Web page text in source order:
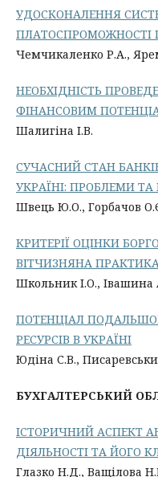
УДОСКОНАЛЕННЯ
ПЛАТОСПРОМОЖНОСТІ
Чемчикаленко Р.А.,
НЕОБХІДНІСТЬ
ФІНАНСОВИМ
Шалигіна І.В.
СУЧАСНИЙ СТАН
УКРАЇНІ: ПРОБЛЕМИ
Швець Ю.О., Горбачов
КРИТЕРІЇ ОЦІНКИ
ВІТЧИЗНЯНА
Школьник І.О., Івашина
ПОТЕНЦІАЛ
РЕСУРСІВ В УКРАЇНІ
Юдіна С.В.,
БУХГАЛТЕРСЬКИЙ
ІСТОРИЧНИЙ АСПЕКТ
ДІЯЛЬНОСТІ ТА ЙОГО
Глазко Н.Д., Ващілова